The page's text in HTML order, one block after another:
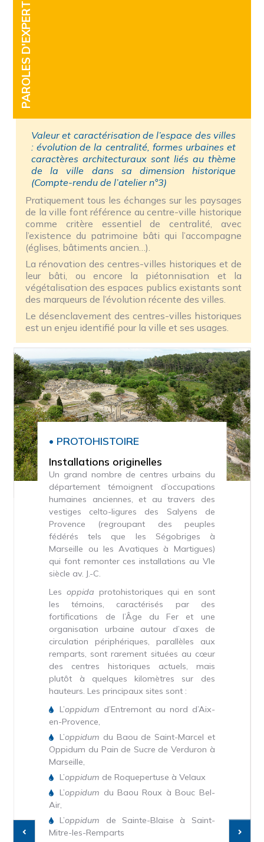
PAROLES D'EXPERT
Valeur et caractérisation de l’espace des villes
: évolution de la centralité, formes urbaines et
caractères architecturaux sont liés au thème
de la ville dans sa dimension historique
(Compte-rendu de l’atelier n°3)
Pratiquement tous les échanges sur les paysages
de la ville font référence au centre-ville historique
comme critère essentiel de centralité, avec
l’existence du patrimoine bâti qui l’accompagne
(églises, bâtiments ancien…).
La rénovation des centres-villes historiques et de
leur bâti, ou encore la piétonnisation et la
végétalisation des espaces publics existants sont
des marqueurs de l’évolution récente des villes.
Le désenclavement des centres-villes historiques
est un enjeu identifié pour la ville et ses usages.
• PROTOHISTOIRE
Installations originelles
Un grand nombre de centres urbains du
département témoignent d’occupations
humaines anciennes, et au travers des
vestiges celto-ligures des Salyens de
Provence (regroupant des peuples
fédérés tels que les Ségobriges à
Marseille ou les Avatiques à Martigues)
qui font remonter ces installations au VIe
siècle av. J.-C.
Lesoppida protohistoriques qui en sont
les témoins, caractérisés par des
fortifications de l’Âge du Fer et une
organisation urbaine autour d’axes de
circulation périphériques, parallèles aux
remparts, sont rarement situées au cœur
des centres historiques actuels, mais
plutôt à quelques kilomètres sur des
hauteurs. Les principaux sites sont :
L’oppidum d’Entremont au nord d’Aix-
en-Provence,
L’oppidum du Baou de Saint-Marcel et
Oppidum du Pain de Sucre de Verduron à
Marseille,
L’oppidum de Roquepertuse à Velaux
L’oppidum du Baou Roux à Bouc Bel-
Air,
L’oppidum de Sainte-Blaise à Saint-
Mitre-les-Remparts